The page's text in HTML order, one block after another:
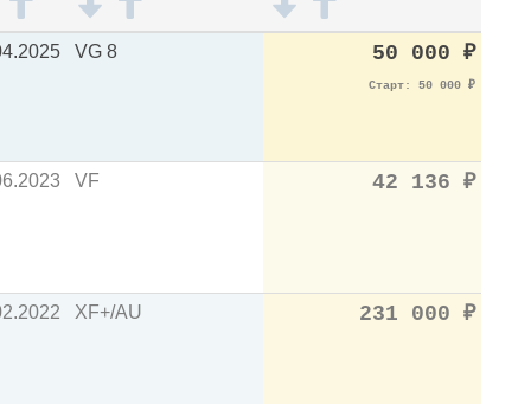
VG 8 50 000 ₽
Старт: 50 000 ₽
VF 42 136 ₽
XF+/AU 231 000 ₽